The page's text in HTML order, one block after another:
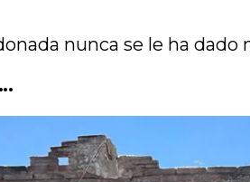
nunca se le ha